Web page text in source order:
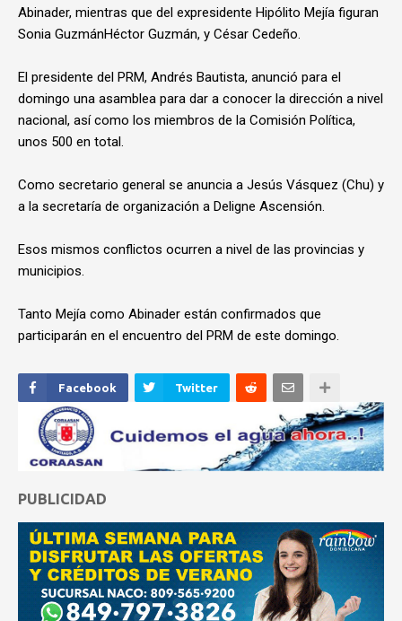
Abinader, mientras que del expresidente Hipólito Mejía figuran
Sonia GuzmánHéctor Guzmán, y César Cedeño.
El presidente del PRM, Andrés Bautista, anunció para el
domingo una asamblea para dar a conocer la dirección a nivel
nacional, así como los miembros de la Comisión Política,
unos 500 en total.
Como secretario general se anuncia a Jesús Vásquez (Chu) y
a la secretaría de organización a Deligne Ascensión.
Esos mismos conflictos ocurren a nivel de las provincias y
municipios.
Tanto Mejía como Abinader están confirmados que
participarán en el encuentro del PRM de este domingo.
Facebook Twitter
PUBLICIDAD